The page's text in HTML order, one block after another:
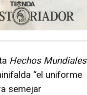
Hechos Mundiales
“el uniforme
semejar